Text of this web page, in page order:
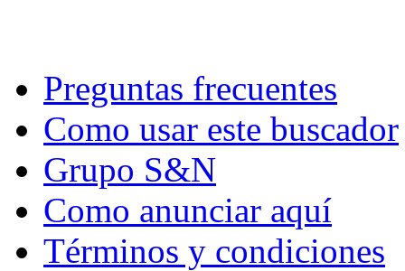
Preguntas frecuentes
Como usar este buscador
Grupo S&N
Como anunciar aquí
Términos y condiciones